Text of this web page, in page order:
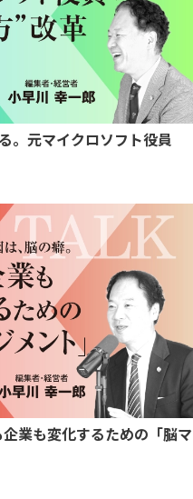
。元マイクロソフト役員
業も変化するための「脳マ